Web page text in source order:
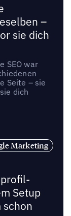
–
sie dich
SEO war
Seite – sie
dich
Marketing
Setup
schon